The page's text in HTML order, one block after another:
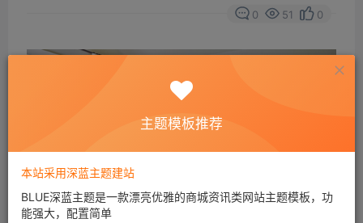
0 51 0
主题模板推荐
本站采用深蓝主题建站
BLUE深蓝主题是一款漂亮优雅的商城资讯类网站主题模板，功
能强大，配置简单